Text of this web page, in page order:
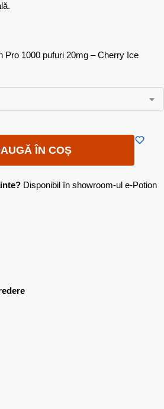
Pro 1000 pufuri 20mg – Cherry Ice
ÎN COȘ
Disponibil în showroom-ul e-Potion